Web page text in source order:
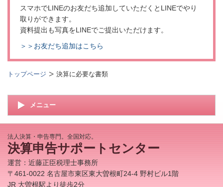
スマホでLINEのお友だち追加していただくとLINEでやり
取りができます。
資料提出も写真をLINEでご提出いただけます。
＞＞お友だち追加はこちら
トップページ 決算に必要な書類
メニュー
法人決算・申告専門。全国対応。
決算申告サポートセンター
運営：近藤正臣税理士事務所
〒461‐0022 名古屋市東区東大曽根町24-4 野村ビル1階
JR 大曽根駅より徒歩2分